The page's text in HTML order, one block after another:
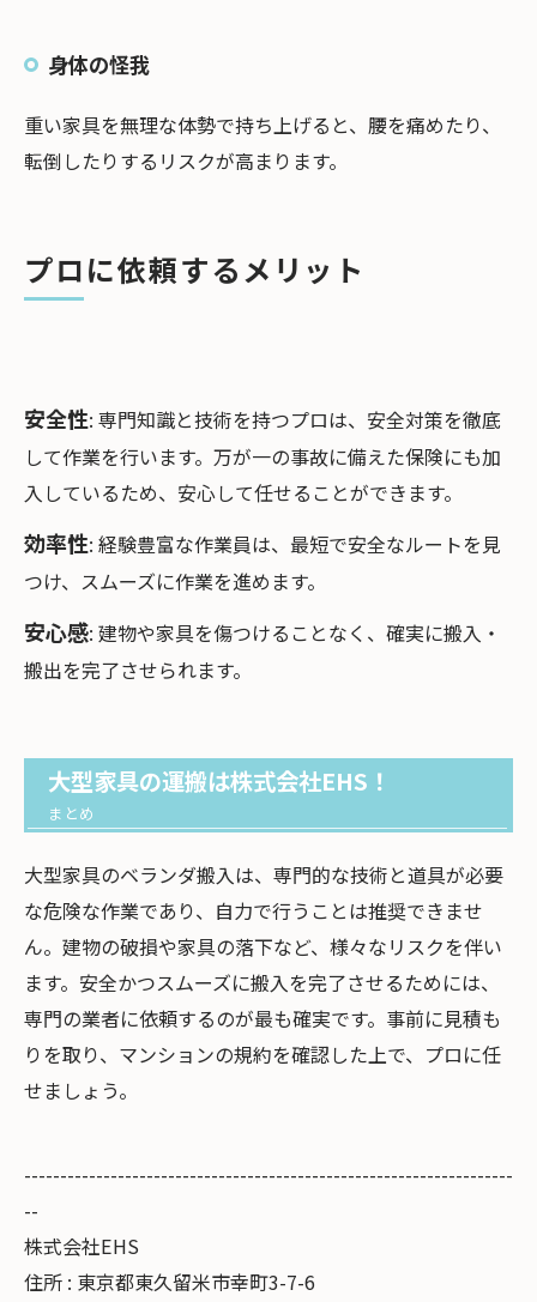
身体の怪我
重い家具を無理な体勢で持ち上げると、腰を痛めたり、
転倒したりするリスクが高まります。
プロに依頼するメリット
安全性: 専門知識と技術を持つプロは、安全対策を徹底
して作業を行います。万が一の事故に備えた保険にも加
入しているため、安心して任せることができます。
効率性: 経験豊富な作業員は、最短で安全なルートを見
つけ、スムーズに作業を進めます。
安心感: 建物や家具を傷つけることなく、確実に搬入・
搬出を完了させられます。
大型家具の運搬は株式会社EHS！
まとめ
大型家具のベランダ搬入は、専門的な技術と道具が必要
な危険な作業であり、自力で行うことは推奨できませ
ん。建物の破損や家具の落下など、様々なリスクを伴い
ます。安全かつスムーズに搬入を完了させるためには、
専門の業者に依頼するのが最も確実です。事前に見積も
りを取り、マンションの規約を確認した上で、プロに任
せましょう。
--------------------------------------------------------------------
--
株式会社EHS
住所 : 東京都東久留米市幸町3-7-6